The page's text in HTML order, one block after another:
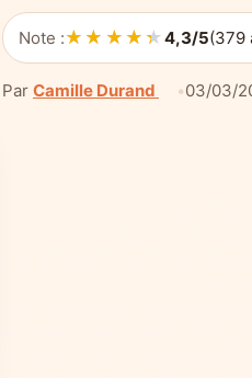
Note :★★★★★
★★★★★4,3/5(379
Par Camille Durand 03/03/